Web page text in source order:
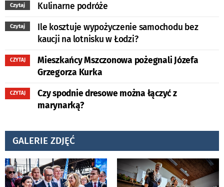
Czytaj Kulinarne podróże
Czytaj
Ile kosztuje wypożyczenie samochodu bez
kaucji na lotnisku w Łodzi?
CZYTAJ
Mieszkańcy Mszczonowa pożegnali Józefa
Grzegorza Kurka
CZYTAJ
Czy spodnie dresowe można łączyć z
marynarką?
GALERIE ZDJĘĆ